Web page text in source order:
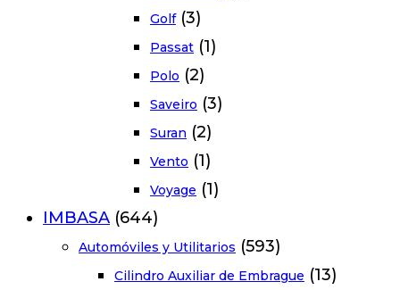
Golf (3)
Passat (1)
Polo (2)
Saveiro (3)
Suran (2)
Vento (1)
Voyage (1)
IMBASA (644)
Automóviles y Utilitarios (593)
Cilindro Auxiliar de Embrague (13)